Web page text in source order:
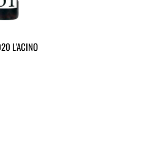
L'ACINO